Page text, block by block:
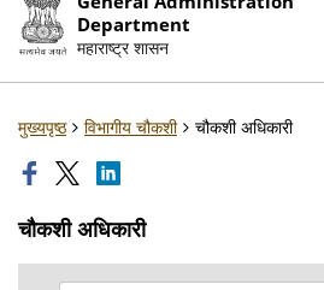
Department
महाराष्ट्र शासन
मुख्यपृष्ठ विभागीय चौकशी चौकशी अधिकारी
चौकशी अधिकारी